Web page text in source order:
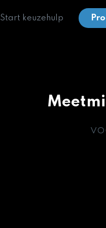
Start keuzehulp